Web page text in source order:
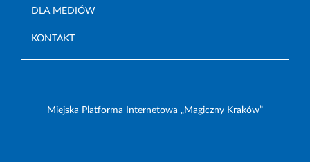
DLA MEDIÓW
KONTAKT
Miejska Platforma Internetowa „Magiczny Kraków”